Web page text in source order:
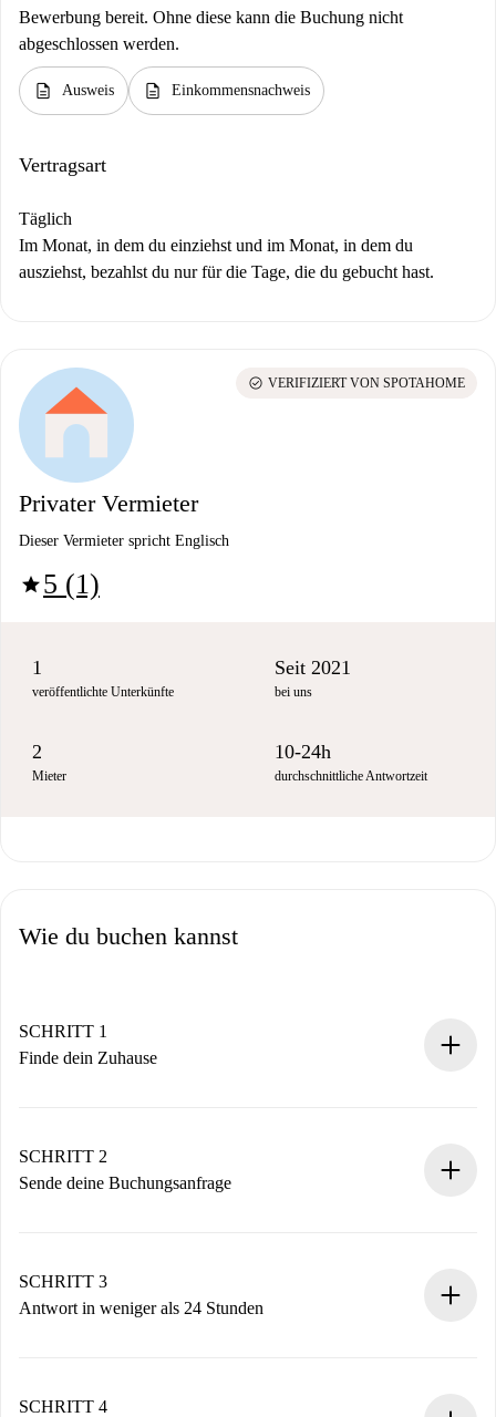
Bewerbung bereit. Ohne diese kann die Buchung nicht
abgeschlossen werden.
description Ausweis description Einkommensnachweis
Vertragsart
Täglich
Im Monat, in dem du einziehst und im Monat, in dem du
ausziehst, bezahlst du nur für die Tage, die du gebucht hast.
Privater Vermieter
Dieser Vermieter spricht Englisch
star5 (1)
check_circle VERIFIZIERT VON SPOTAHOME
1
veröffentlichte Unterkünfte
Seit 2021
bei uns
2
Mieter
10-24h
durchschnittliche Antwortzeit
Wie du buchen kannst
SCHRITT 1
Finde dein Zuhause
Du erhältst alle notwendigen Informationen im Voraus.
SCHRITT 2
Sende deine Buchungsanfrage
Denk daran, dass wir dich erst belasten, wenn der
Vermieter zustimmt.
SCHRITT 3
Antwort in weniger als 24 Stunden
stellen den Kontakt her.
SCHRITT 4